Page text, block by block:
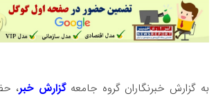
به گزارش خبرنگاران گروه جامعهگزارش خبر،